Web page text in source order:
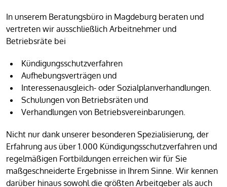
In unserem Beratungsbüro in Magdeburg beraten und
vertreten wir ausschließlich Arbeitnehmer und
Betriebsräte bei
Kündigungsschutzverfahren
Aufhebungsverträgen und
Interessenausgleich- oder Sozialplanverhandlungen.
Schulungen von Betriebsräten und
Verhandlungen von Betriebsvereinbarungen.
Nicht nur dank unserer besonderen Spezialisierung, der
Erfahrung aus über 1.000 Kündigungsschutzverfahren und
regelmäßigen Fortbildungen erreichen wir für Sie
maßgeschneiderte Ergebnisse in Ihrem Sinne. Wir kennen
darüber hinaus sowohl die größten Arbeitgeber als auch